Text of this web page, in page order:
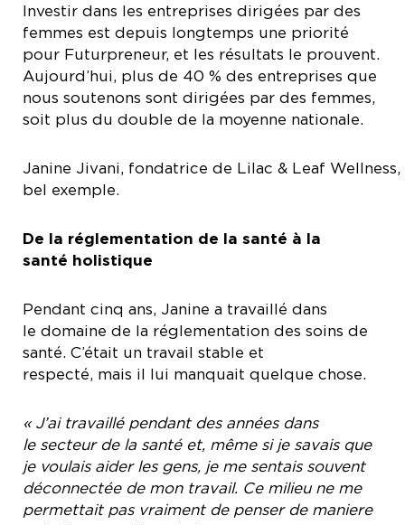
Investir dans les entreprises dirigées par des
femmes est depuis longtemps une priorité
pour Futurpreneur, et les résultats le prouvent.
Aujourd’hui, plus de 40 % des entreprises que
nous soutenons sont dirigées par des femmes,
soit plus du double de la moyenne nationale.
Janine Jivani, fondatrice de Lilac & Leaf Wellness,
bel exemple.
De la réglementation de la santé à la
santé holistique
Pendant cinq ans, Janine a travaillé dans
le domaine de la réglementation des soins de
santé. C’était un travail stable et
respecté, mais il lui manquait quelque chose.
« J’ai travaillé pendant des années dans
le secteur de la santé et, même si je savais que
je voulais aider les gens, je me sentais souvent
déconnectée de mon travail. Ce milieu ne me
permettait pas vraiment de penser de maniere